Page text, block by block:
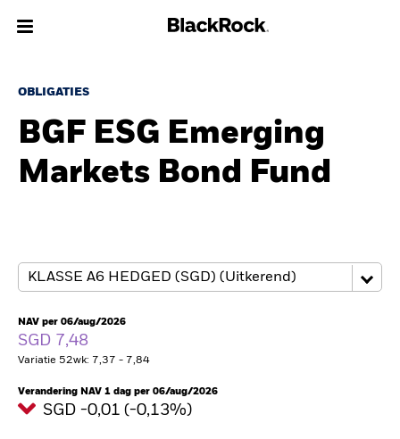
Over Ons
Producten
Thema's
Beleggingsinformatie
Particulieren
Nederland
OBLIGATIES
BGF ESG Emerging
Markets Bond Fund
NAV per 06/aug/2026
SGD 7,48
Variatie 52wk: 7,37 - 7,84
Verandering NAV 1 dag per 06/aug/2026
SGD -0,01 (-0,13%)